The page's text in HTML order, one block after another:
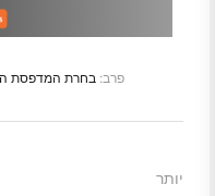
פרב: בחרת המדפסת
יותר